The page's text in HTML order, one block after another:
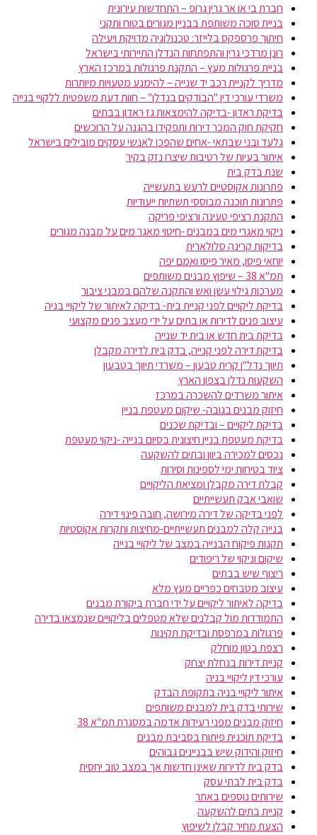
חברת בי או אר גרין גרופ – התחדשות עירונית
בניית סוכה משותפת בבניין מגורים בטוח ותקני
חיתוך פרספקס בלייזר: טכנולוגיה מדויקת ויעילה
רונן מרדכי גרין והתפתחות הנדלן התיירותי בישראל
בניית פרגולות מעץ – התקנת פרגולות במרכז הארץ
מדריך לקניית רכב יד שנייה – להימנע מטעויות מיותרות
משרדי עורכי דין "הבודקים בנדלן" – חוות דעת משפטית ללקויי בנייה
בדיקת ראדון -בדיקה להימצאות גז ראדון בבתים
חקיקת חוק המכר דירות ותפקידו בהגנה על הרוכשים
גלעד ובני שבתאי -אחים שהפכו לאנשי עסקים מובילים בישראל
איתור בעיות של רטיבות שיצרו נזק בקיר
שנת בדק בית
פתרונות אקוסטיים לרעש בתעשייה
פתרונות תוכנה מבוססי תשתיות ייעודיות
התקנת רציפי טעינה ורציפי פריקה
ניקוי מאגרי מים במבנים -חיטוי מאגר מים על מבנה מגורים
בדיקות קרינה סלולארית
יוחאי פיסו, מאיר פיסו ואמם יפה
תמ"א 38 – שיפוץ מבנים משותפים
מערכות גילוי עשן ואש והתקנה שלהם במבני ציבור
בדיקת ליקויים לפני קניית בית- בדיקה לאיתור של ליקויי בניה
עיצוב פנים לדירות או בתים על ידי מעצב פנים מקצועי
בדיקת בית חדש או בית יד שנייה
בדיקת דירה לפני קנייה, בדק בית לדירה מקבלן
תיווך נדל"ן קרית טבעון – משרדי תיווך בטבעון
השקעות נדלן בצפון הארץ
איתור משרדים להשכרה במרכז
חיזוק מבנים בגובה- שיקום מעטפת בניין
בדיקת ליקויים – ובדיקת שכנים
בדיקת מעטפת בניין חיצונית בסיום בנייה -ניקוי מעטפת
נכסים למכירה ביוון ובתים להשקעה
ציוד בטיחות ימי לספינות וסירות
קבלת דירה מקבלן ומציאת הליקויים
שואבי אבק תעשייתיים
לפני בדיקה של דירה מירושה, חובה פינוי דירה
בנייה קלה למבנים תעשייתיים-מחיצות ותקרות אקוסטיות
תקנות פיקוח הבנייה במצב של ליקויי בנייה
שיקום וניקוי של ריפודים
ריצוף שיש בבתים
עיצוב מטבחים כפריים מעץ מלא
בדיקה לאיתור ליקויים על ידי חברת ביקורת מבנים
התמודדות מול קבלנים שלא מטפלים בליקויים שנמצאו בדירה
פרגולות במרפסת ובדיקת תקינות
רצפת בטון מוחלק
קניית דירות בנחלת יצחק
עורכי דין ליקויי בניה
איתור ליקויי בניה בתקופת הבדק
שירותי בדק בית למבנים משותפים
חיזוק מבנים מפני רעידות אדמה במסגרת תמ"א 38
בדיקת תוכנית פיתוח בסביבת מבנים
חיזוק והידוק שיש בבניינים גבוהים
בדק בית לדירות שאינן חדשות אך במצב טוב יחסית
בדק בית לבתי עסק
שירותים נוספים באתר
קניית בתים להשקעה
הצעת מחיר קבלן לשיפוץ